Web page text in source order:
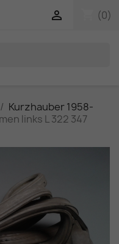
(0)

Kurzhauber 1958-
links L 322 347